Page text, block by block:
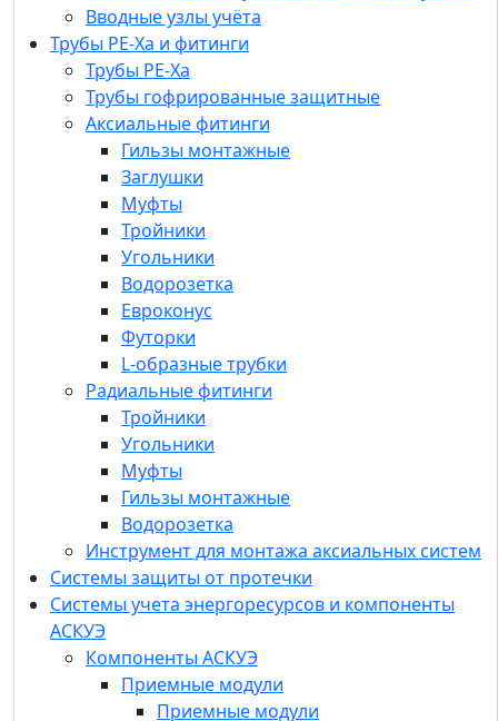
Вводные узлы учёта
Трубы РЕ-Ха и фитинги
Трубы РЕ-Ха
Трубы гофрированные защитные
Аксиальные фитинги
Гильзы монтажные
Заглушки
Муфты
Тройники
Угольники
Водорозетка
Евроконус
Футорки
L-образные трубки
Радиальные фитинги
Тройники
Угольники
Муфты
Гильзы монтажные
Водорозетка
Инструмент для монтажа аксиальных систем
Системы защиты от протечки
Системы учета энергоресурсов и компоненты
АСКУЭ
Компоненты АСКУЭ
Приемные модули
Приемные модули
Гильзы монтажные
Заглушки
Муфты
Тройники
Угольники
Водорозетка
Евроконус
Футорки
L-образные трубки
Радиальные фитинги
Тройники
Угольники
Муфты
Гильзы монтажные
Водорозетка
Инструмент для монтажа аксиальных систем
Системы защиты от протечки
Системы учета энергоресурсов и
компоненты АСКУЭ
Компоненты АСКУЭ
Приемные модули
GSM/GPRS модемы
Счетчики импульсов-регистраторы
УСПД (устройство сбора и передачи
Преобразователи интерфейсов
Антенны для GSM/GPRS модемов и УСПД